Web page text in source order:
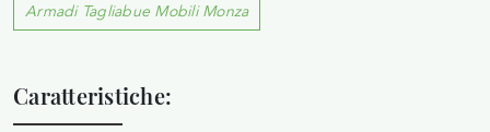
Armadi Tagliabue Mobili Monza
Caratteristiche: